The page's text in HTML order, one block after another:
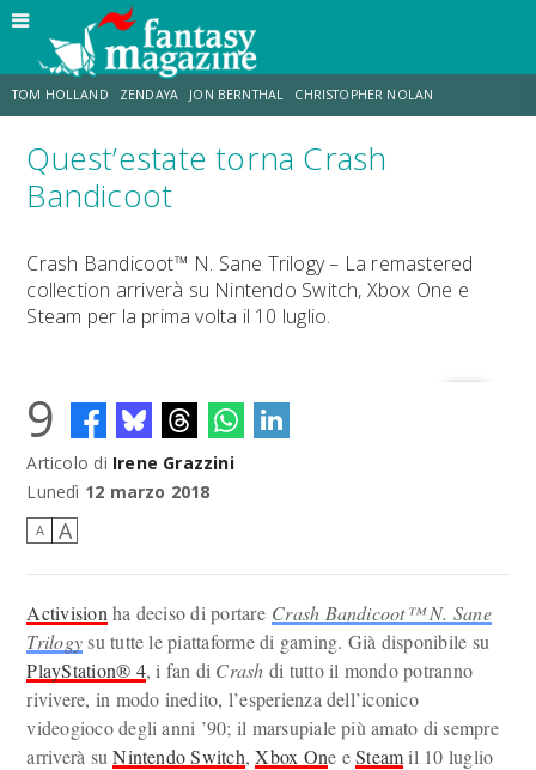
TOM HOLLAND ZENDAYA JON BERNTHAL CHRISTOPHER NOLAN
STRANIMONDI LUCCA COMICS & GAMES ODISSEA MARK RUFFALO
Quest’estate torna Crash
Bandicoot
Crash Bandicoot™ N. Sane Trilogy – La remastered
collection arriverà su Nintendo Switch, Xbox One e
Steam per la prima volta il 10 luglio.
9
Articolo di Irene Grazzini
Lunedì 12 marzo 2018
A A
Activision ha deciso di portare Crash Bandicoot™ N. Sane
Trilogysu tutte le piattaforme di gaming. Già disponibile su
PlayStation® 4, i fan di Crash di tutto il mondo potranno
rivivere, in modo inedito, l’esperienza dell’iconico
videogioco degli anni ’90; il marsupiale più amato di sempre
arriverà suNintendo Switch,Xbox One eSteamil 10 luglio